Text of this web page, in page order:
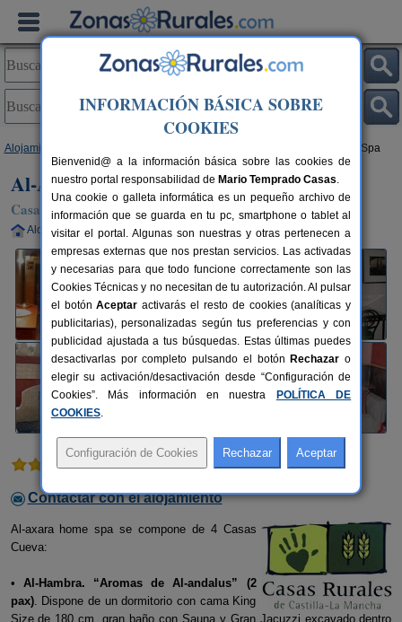
Alojamientos > Al-Axara Home Spa
Al-Axara Home Spa
Casa Rural en Cubas / Jorquera (Albacete)
Alquiler completo 2-8+1 plazas 35 km de Albacete
1 comentario
Contactar con el alojamiento
Al-axara home spa se compone de 4 Casas
Cueva:
• Al-Hambra. “Aromas de Al-andalus” (2
pax). Dispone de un dormitorio con cama King
Size de 180 cm, gran baño con Sauna y Gran Jacuzzi excavado dentro
INFORMACIÓN BÁSICA SOBRE
COOKIES
Bienvenid@ a la información básica sobre las cookies de
nuestro portal responsabilidad de Mario Temprado Casas.
Una cookie o galleta informática es un pequeño archivo de
información que se guarda en tu pc, smartphone o tablet al
visitar el portal. Algunas son nuestras y otras pertenecen a
empresas externas que nos prestan servicios. Las activadas
y necesarias para que todo funcione correctamente son las
Cookies Técnicas y no necesitan de tu autorización. Al pulsar
el botónAceptar activarás el resto de cookies (analíticas y
publicitarias), personalizadas según tus preferencias y con
publicidad ajustada a tus búsquedas. Estas últimas puedes
desactivarlas por completo pulsando el botón Rechazar o
elegir su activación/desactivación desde “Configuración de
Cookies”. Más información en nuestra
POLÍTICA DE
COOKIES.